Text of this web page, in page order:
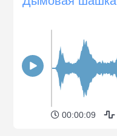
00:00:09